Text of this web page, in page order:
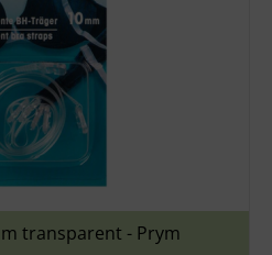
transparent - Prym